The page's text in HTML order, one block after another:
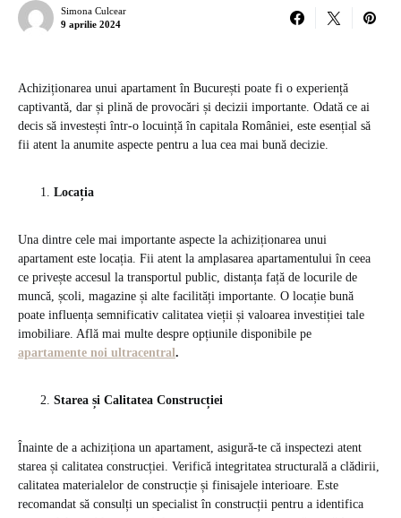
Simona Culcear
9 aprilie 2024
Achiziționarea unui apartament în București poate fi o experiență
captivantă, dar și plină de provocări și decizii importante. Odată ce ai
decis să investești într-o locuință în capitala României, este esențial să
fii atent la anumite aspecte pentru a lua cea mai bună decizie.
Locația
Una dintre cele mai importante aspecte la achiziționarea unui
apartament este locația. Fii atent la amplasarea apartamentului în ceea
ce privește accesul la transportul public, distanța față de locurile de
muncă, școli, magazine și alte facilități importante. O locație bună
poate influența semnificativ calitatea vieții și valoarea investiției tale
imobiliare. Află mai multe despre opțiunile disponibile pe
apartamente noi ultracentral.
Starea și Calitatea Construcției
Înainte de a achiziționa un apartament, asigură-te că inspectezi atent
starea și calitatea construcției. Verifică integritatea structurală a clădirii,
calitatea materialelor de construcție și finisajele interioare. Este
recomandat să consulți un specialist în construcții pentru a identifica